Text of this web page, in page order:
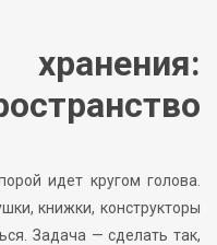
идет кругом голова.
книжки, конструкторы
Задача — сделать так,